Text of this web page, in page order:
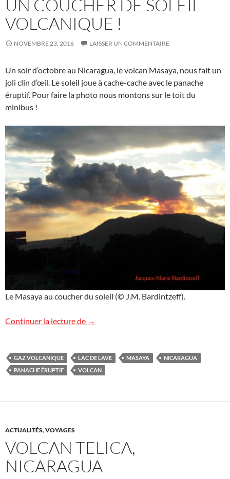
UN COUCHER DE SOLEIL
VOLCANIQUE !
NOVEMBRE 23, 2016 LAISSER UN COMMENTAIRE
Un soir d’octobre au Nicaragua, le volcan Masaya, nous fait un
joli clin d’œil. Le soleil joue à cache-cache avec le panache
éruptif. Pour faire la photo nous montons sur le toit du
minibus !
Le Masaya au coucher du soleil (© J.M. Bardintzeff).
Continuer la lecture de Un coucher de soleil volcanique !
→
GAZ VOLCANIQUE LAC DE LAVE MASAYA
NICARAGUA
PANACHE ÉRUPTIF
VOLCAN
ACTUALITÉS,VOYAGES
VOLCAN TELICA,
NICARAGUA